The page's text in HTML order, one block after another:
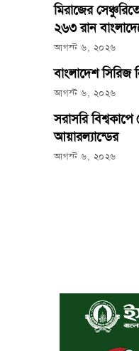
মিরাজের
২৬৩ রান
আগস্ট ৬, ২০২৬
বাংলাদেশ সিরিজ
আগস্ট ৬, ২০২৬
সরাসরি
আয়ারল্যান্ডের
আগস্ট ৬, ২০২৬